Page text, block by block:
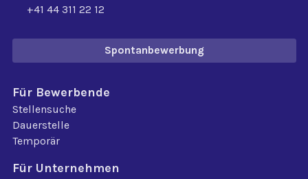
+41 44 311 22 12
Spontanbewerbung
Für Bewerbende
Stellensuche
Dauerstelle
Temporär
Für Unternehmen